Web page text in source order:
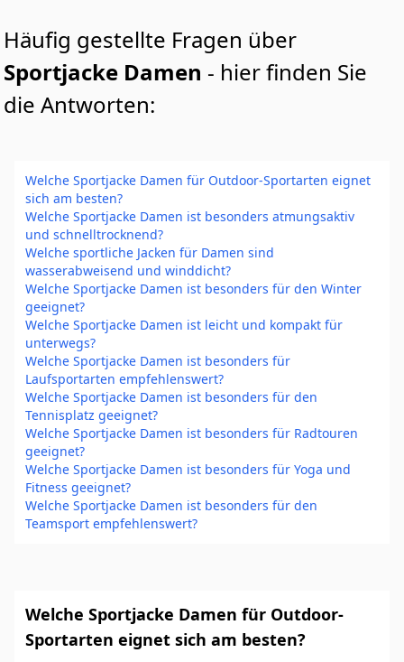
Häufig gestellte Fragen über
Sportjacke Damen - hier finden Sie
die Antworten:
Welche Sportjacke Damen für Outdoor-Sportarten eignet
sich am besten?
Welche Sportjacke Damen ist besonders atmungsaktiv
und schnelltrocknend?
Welche sportliche Jacken für Damen sind
wasserabweisend und winddicht?
Welche Sportjacke Damen ist besonders für den Winter
geeignet?
Welche Sportjacke Damen ist leicht und kompakt für
unterwegs?
Welche Sportjacke Damen ist besonders für
Laufsportarten empfehlenswert?
Welche Sportjacke Damen ist besonders für den
Tennisplatz geeignet?
Welche Sportjacke Damen ist besonders für Radtouren
geeignet?
Welche Sportjacke Damen ist besonders für Yoga und
Fitness geeignet?
Welche Sportjacke Damen ist besonders für den
Teamsport empfehlenswert?
Welche Sportjacke Damen für Outdoor-
Sportarten eignet sich am besten?